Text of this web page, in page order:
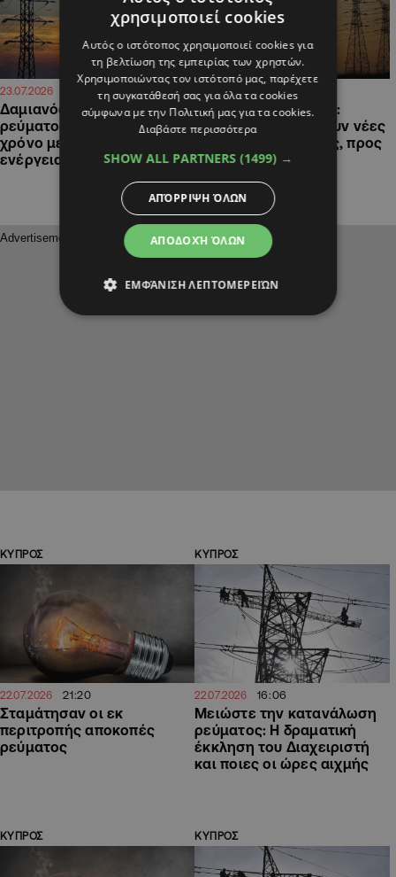
23.07.2026
Δαμιανός για περικοπές
ρεύματος: Λύση σε έναν
χρόνο με την αποθήκευση
ενέργειας
23.07.2026 09:16
Στα όρια η επάρκεια:
Τρέχουν να γλιτώσουν νέες
περικοπές ρεύματος, προς
νέο ρεκόρ η ζήτηση
ΚΥΠΡΟΣ
22.07.2026 21:20
Σταμάτησαν οι εκ
περιτροπής αποκοπές
ρεύματος
ΚΥΠΡΟΣ
22.07.2026 16:06
Μειώστε την κατανάλωση
ρεύματος: Η δραματική
έκκληση του Διαχειριστή
και ποιες οι ώρες αιχμής
ΚΥΠΡΟΣ ΚΥΠΡΟΣ
χρησιμοποιεί cookies
Αυτός ο ιστότοπος χρησιμοποιεί cookies για
τη βελτίωση της εμπειρίας των χρηστών.
Χρησιμοποιώντας τον ιστότοπό μας, παρέχετε
τη συγκατάθεσή σας για όλα τα cookies
σύμφωνα με την Πολιτική μας για τα cookies.
Διαβάστε περισσότερα
SHOW ALL PARTNERS (1499) →
ΑΠΟΔΟΧΉ ΌΛΩΝ
ΑΠΌΡΡΙΨΗ ΌΛΩΝ
ΕΜΦΆΝΙΣΗ ΛΕΠΤΟΜΕΡΕΙΏΝ